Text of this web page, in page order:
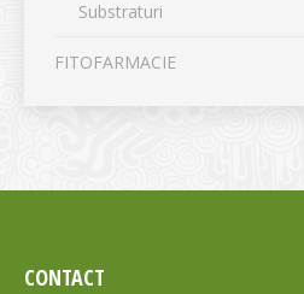
Substraturi
FITOFARMACIE
CONTACT